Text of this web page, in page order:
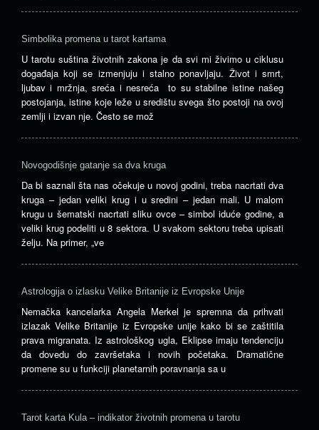
Simbolika promena u tarot kartama
U tarotu suština životnih zakona je da svi mi živimo u ciklusu
događaja koji se izmenjuju i stalno ponavljaju. Život i smrt,
ljubav i mržnja, sreća i nesreća to su stabilne istine našeg
postojanja, istine koje leže u središtu svega što postoji na ovoj
zemlji i izvan nje. Često se mož
Novogodišnje gatanje sa dva kruga
Da bi saznali šta nas očekuje u novoj godini, treba nacrtati dva
kruga – jedan veliki krug i u sredini – jedan mali. U malom
krugu u šematski nacrtati sliku ovce – simbol iduće godine, a
veliki krug podeliti u 8 sektora. U svakom sektoru treba upisati
želju. Na primer, „ve
Astrologija o izlasku Velike Britanije iz Evropske Unije
Nemačka kancelarka Angela Merkel je spremna da prihvati
izlazak Velike Britanije iz Evropske unije kako bi se zaštitila
prava migranata. Iz astrološkog ugla, Eklipse imaju tendenciju
da dovedu do završetaka i novih početaka. Dramatične
promene su u funkciji planetarnih poravnanja sa u
Tarot karta Kula – indikator životnih promena u tarotu